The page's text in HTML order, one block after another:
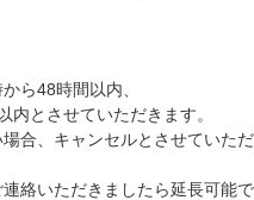
ら48時間以内、
内とさせていただきます。
合、キャンセルとさせていただ
絡いただきましたら延長可能で